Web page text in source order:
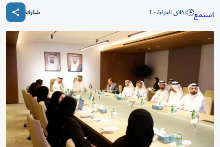
استمع دقائق القراءة - 1 شارك